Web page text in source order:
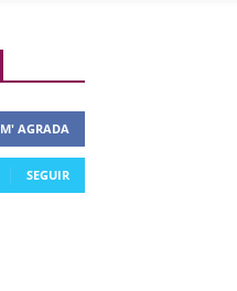
M' AGRADA
SEGUIR